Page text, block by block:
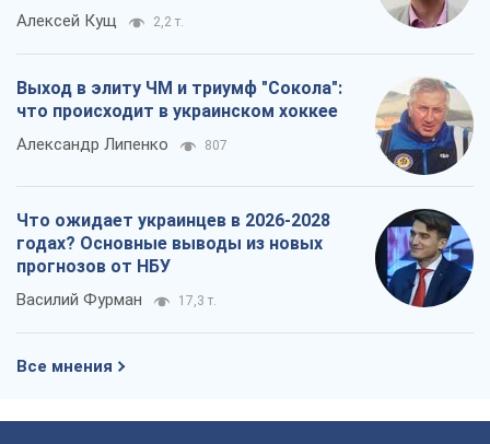
Алексей Кущ 2,2 т.
Выход в элиту ЧМ и триумф "Сокола":
что происходит в украинском хоккее
Александр Липенко 807
Что ожидает украинцев в 2026-2028
годах? Основные выводы из новых
прогнозов от НБУ
Василий Фурман 17,3 т.
Все мнения